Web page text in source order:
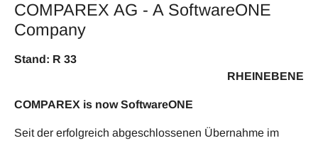
COMPAREX AG - A SoftwareONE
Company
Stand: R 33
RHEINEBENE
COMPAREX is now SoftwareONE
Seit der erfolgreich abgeschlossenen Übernahme im